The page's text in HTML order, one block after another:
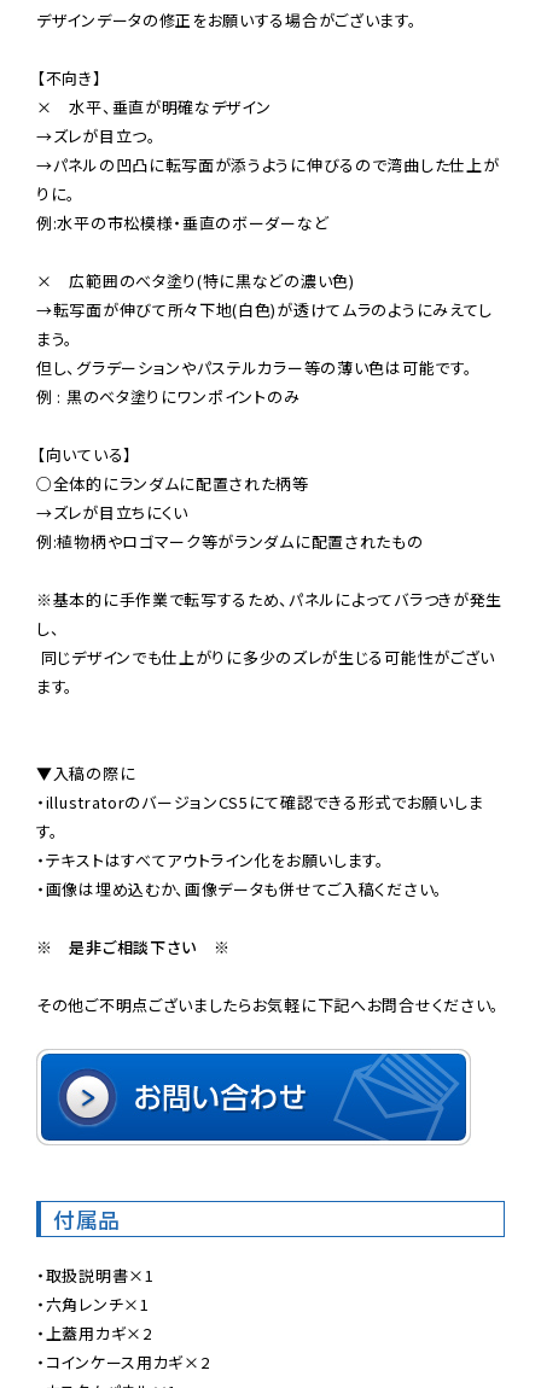
デザインデータの修正をお願いする場合がございます。
【不向き】
×　水平、垂直が明確なデザイン
→ズレが目立つ。
→パネルの凹凸に転写面が添うように伸びるので湾曲した仕上が
りに。
例:水平の市松模様・垂直のボーダーなど
×　広範囲のべタ塗り(特に黒などの濃い色)
→転写面が伸びて所々下地(白色)が透けてムラのようにみえてし
まう。
但し、グラデーションやパステルカラー等の薄い色は可能です。
例 : 黒のベタ塗りにワンポイントのみ
【向いている】
○全体的にランダムに配置された柄等
→ズレが目立ちにくい
例:植物柄やロゴマーク等がランダムに配置されたもの
※基本的に手作業で転写するため、パネルによってバラつきが発生
し、
ます。
▼入稿の際に
・illustratorのバージョンCS5にて確認できる形式でお願いしま
す。
・テキストはすべてアウトライン化をお願いします。
・画像は埋め込むか、画像データも併せてご入稿ください。
※　是非ご相談下さい　※
その他ご不明点ございましたらお気軽に下記へお問合せください。
付属品
・取扱説明書×1
・六角レンチ×1
・上蓋用カギ×2
・コインケース用カギ×2